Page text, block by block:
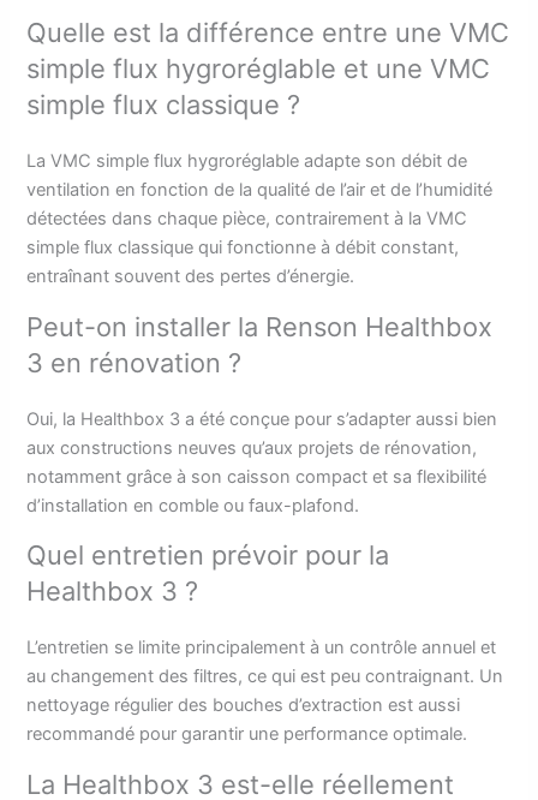
Quelle est la différence entre une VMC
simple flux hygroréglable et une VMC
simple flux classique ?
La VMC simple flux hygroréglable adapte son débit de
ventilation en fonction de la qualité de l’air et de l’humidité
détectées dans chaque pièce, contrairement à la VMC
simple flux classique qui fonctionne à débit constant,
entraînant souvent des pertes d’énergie.
Peut-on installer la Renson Healthbox
3 en rénovation ?
Oui, la Healthbox 3 a été conçue pour s’adapter aussi bien
aux constructions neuves qu’aux projets de rénovation,
notamment grâce à son caisson compact et sa flexibilité
d’installation en comble ou faux-plafond.
Quel entretien prévoir pour la
Healthbox 3 ?
L’entretien se limite principalement à un contrôle annuel et
au changement des filtres, ce qui est peu contraignant. Un
nettoyage régulier des bouches d’extraction est aussi
recommandé pour garantir une performance optimale.
La Healthbox 3 est-elle réellement